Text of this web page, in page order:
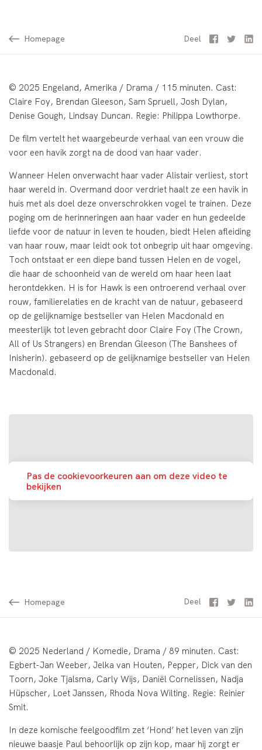
Homepage Deel Facebook
Twitter
© 2025 Engeland, Amerika / Drama / 115 minuten. Cast:
Claire Foy, Brendan Gleeson, Sam Spruell, Josh Dylan,
Denise Gough, Lindsay Duncan. Regie: Philippa Lowthorpe.
De film vertelt het waargebeurde verhaal van een vrouw die
voor een havik zorgt na de dood van haar vader.
Wanneer Helen onverwacht haar vader Alistair verliest, stort
haar wereld in. Overmand door verdriet haalt ze een havik in
huis met als doel deze onverschrokken vogel te trainen. Deze
poging om de herinneringen aan haar vader en hun gedeelde
liefde voor de natuur in leven te houden, biedt Helen afleiding
van haar rouw, maar leidt ook tot onbegrip uit haar omgeving.
Toch ontstaat er een diepe band tussen Helen en de vogel,
die haar de schoonheid van de wereld om haar heen laat
herontdekken. H is for Hawk is een ontroerend verhaal over
rouw, familierelaties en de kracht van de natuur, gebaseerd
op de gelijknamige bestseller van Helen Macdonald en
meesterlijk tot leven gebracht door Claire Foy (The Crown,
All of Us Strangers) en Brendan Gleeson (The Banshees of
Inisherin). gebaseerd op de gelijknamige bestseller van Helen
Macdonald.
Pas de cookievoorkeuren aan om deze video te
bekijken
Homepage Deel Facebook
Twitter
© 2025 Nederland / Komedie, Drama / 89 minuten. Cast:
Egbert-Jan Weeber, Jelka van Houten, Pepper, Dick van den
Toorn, Joke Tjalsma, Carly Wijs, Daniël Cornelissen, Nadja
Hüpscher, Loet Janssen, Rhoda Nova Wilting. Regie: Reinier
Smit.
In deze komische feelgoodfilm zet ‘Hond’ het leven van zijn
nieuwe baasje Paul behoorlijk op zijn kop, maar hij zorgt er